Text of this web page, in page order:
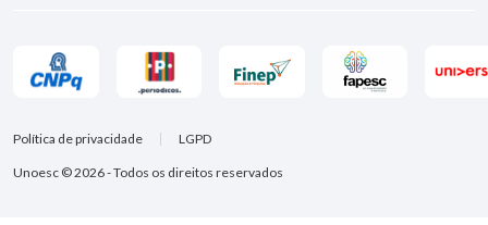
Unoesc © 2026 - Todos os direitos reservados
Política de privacidade LGPD